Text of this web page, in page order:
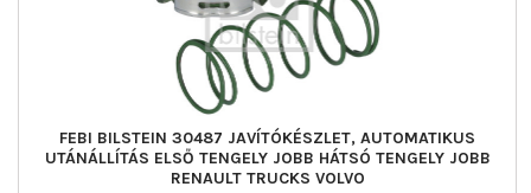
FEBI BILSTEIN 30487 JAVÍTÓKÉSZLET, AUTOMATIKUS
UTÁNÁLLÍTÁS ELSŐ TENGELY JOBB HÁTSÓ TENGELY JOBB
RENAULT TRUCKS VOLVO